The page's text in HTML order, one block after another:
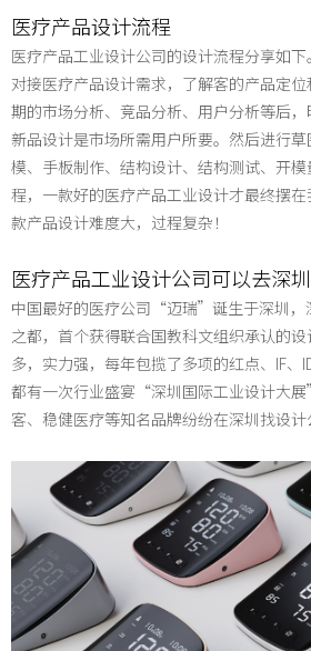
医疗产品设计流程
医疗产品工业设计公司的设计流程分享如
对接医疗产品设计需求，了解客的产品定
期的市场分析、竞品分析、用户分析等后
新品设计是市场所需用户所要。 然后进行草
模、手板制作、结构设计、结构测试、开
程，一款好的医疗产品工业设计才最终摆
款产品设计难度大，过程复杂！
医疗产品工业设计公司可以去深
中国最好的医疗公司 “迈瑞”诞生于深圳，
之都，首个获得联合国教科文组织承认的设
多，实力强，每年包揽了多项的红点、IF、
都有一次行业盛宴“深圳国际工业设计大
客、稳健医疗等知名品牌纷纷在深圳找设计